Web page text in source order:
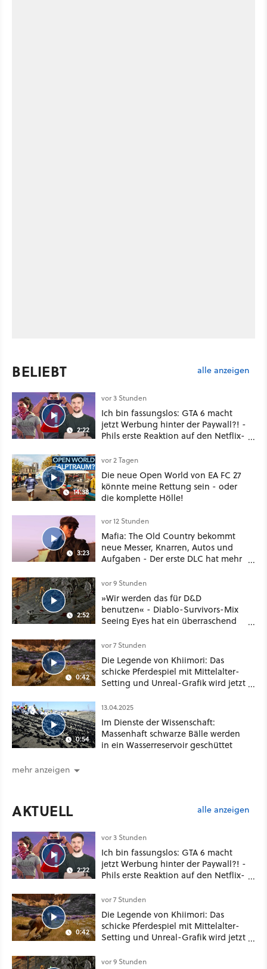
BELIEBT alle anzeigen
2:22
vor 3 Stunden
Ich bin fassungslos: GTA 6 macht
jetzt Werbung hinter der Paywall?! -
Phils erste Reaktion auf den Netflix-
14:38
vor 2 Tagen
Die neue Open World von EA FC 27
könnte meine Rettung sein - oder
die komplette Hölle!
3:23
vor 12 Stunden
Mafia: The Old Country bekommt
neue Messer, Knarren, Autos und
Aufgaben - Der erste DLC hat mehr
2:52
vor 9 Stunden
»Wir werden das für D&D
benutzen« - Diablo-Survivors-Mix
Seeing Eyes hat ein überraschend
0:42
vor 7 Stunden
Die Legende von Khiimori: Das
schicke Pferdespiel mit Mittelalter-
Setting und Unreal-Grafik wird jetzt
0:54
13.04.2025
Im Dienste der Wissenschaft:
Massenhaft schwarze Bälle werden
in ein Wasserreservoir geschüttet
mehr anzeigen
AKTUELL alle anzeigen
2:22
vor 3 Stunden
Ich bin fassungslos: GTA 6 macht
jetzt Werbung hinter der Paywall?! -
Phils erste Reaktion auf den Netflix-
0:42
vor 7 Stunden
Die Legende von Khiimori: Das
schicke Pferdespiel mit Mittelalter-
Setting und Unreal-Grafik wird jetzt
vor 9 Stunden